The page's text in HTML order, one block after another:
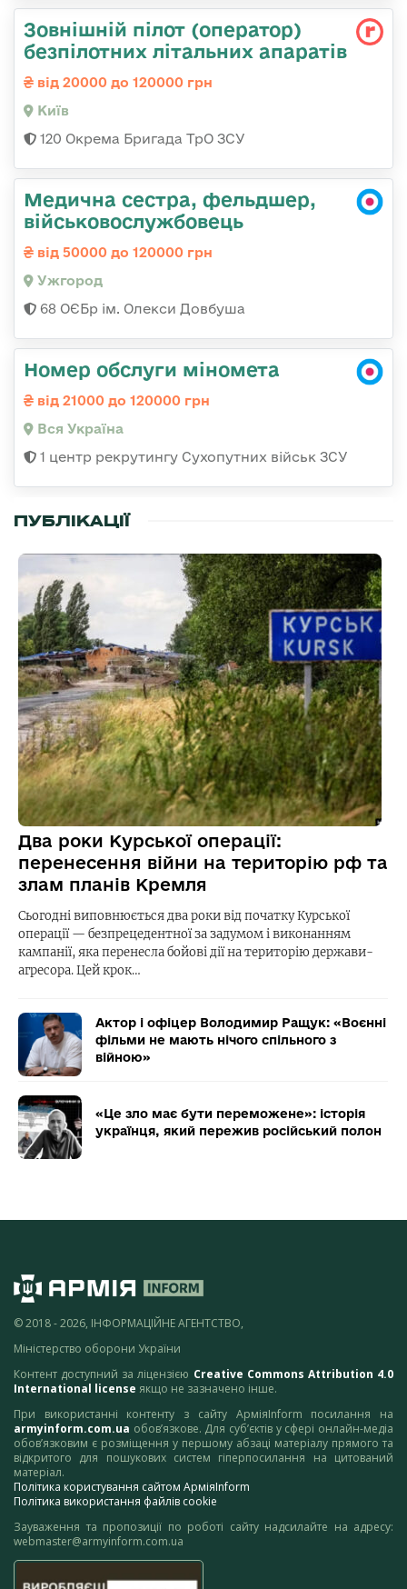
Зовнішній пілот (оператор)
безпілотних літальних апаратів
від 20000 до 120000 грн
Київ
120 Окрема Бригада ТрО ЗСУ
Медична сестра, фельдшер,
військовослужбовець
від 50000 до 120000 грн
Ужгород
68 ОЄБр ім. Олекси Довбуша
Номер обслуги міномета
від 21000 до 120000 грн
Вся Україна
1 центр рекрутингу Сухопутних військ ЗСУ
ПУБЛІКАЦІЇ
Два роки Курської операції:
перенесення війни на територію рф та
злам планів Кремля
Сьогодні виповнюється два роки від початку Курської
операції — безпрецедентної за задумом і виконанням
кампанії, яка перенесла бойові дії на територію держави-
агресора. Цей крок…
Актор і офіцер Володимир Ращук: «Воєнні
фільми не мають нічого спільного з
війною»
«Це зло має бути переможене»: історія
українця, який пережив російський полон
© 2018 - 2026, ІНФОРМАЦІЙНЕ АГЕНТСТВО,
Міністерство оборони України
Контент доступний за ліцензією Creative Commons Attribution 4.0
International license якщо не зазначено інше.
При використанні контенту з сайту АрміяInform посилання на
armyinform.com.ua обов’язкове. Для суб’єктів у сфері онлайн-медіа
обов’язковим є розміщення у першому абзаці матеріалу прямого та
відкритого для пошукових систем гіперпосилання на цитований
матеріал.
Політика користування сайтом АрміяInform
Політика використання файлів cookie
Зауваження та пропозиції по роботі сайту надсилайте на адресу:
webmaster@armyinform.com.ua